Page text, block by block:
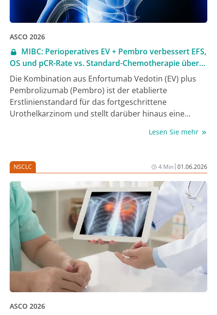
ASCO 2026
MIBC: Perioperatives EV + Pembro verbessert EFS,
OS und pCR-Rate vs. Standard-Chemotherapie über
relevante Subgruppen hinweg
Die Kombination aus Enfortumab Vedotin (EV) plus
Pembrolizumab (Pembro) ist der etablierte
Erstlinienstandard für das fortgeschrittene
Urothelkarzinom und stellt darüber hinaus eine
Behandlungsstrategie für Patient:innen mit
einer radikalen Zystektomie plus pelviner
Lymphknotendissektion (RC + PLND) unterziehen und
für eine cisplatinhaltige Chemotherapie geeignet sind.
Das zeigen die Daten der PhaseIII-Studie
KEYNOTEB15/EV304, die neoadjuvantes und
adjuvantes EV + Pembro gefolgt von RC + PLND gegen
neoadjuvante Chemotherapie gefolgt von RC + PLND
beim MIBC geprüft hatte. Es zeigten sich signifikante
Vorteile hinsichtlich verschiedener
Wirksamkeitsparametern (1). Explorative
Subgruppenanalysen, vorgestellt bei Jahrestagung
der American Society of Clinical Oncology (ASCO)
perioperativem EV + Pembro relevanten Subgruppen
Lesen Sie mehr
NSCLC 4 Min|01.06.2026
ASCO 2026